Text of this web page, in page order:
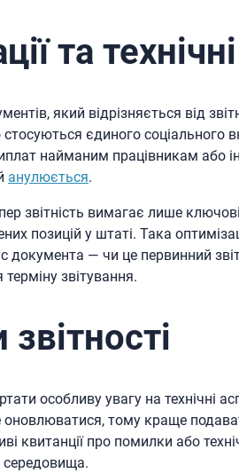
та
який відрізняється від
єдиного соціального
найманим працівникам або
анулюється.
звітність вимагає лише
позицій у штаті. Така
документа — чи це первинний
звітування.
особливу увагу на технічні
тому краще
квитанції про помилки або
середовища.